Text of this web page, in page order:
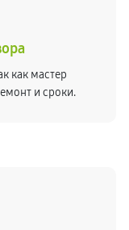
как мастер
и сроки.